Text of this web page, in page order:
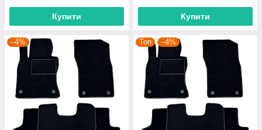
Купити Купити
–4% Топ –4%